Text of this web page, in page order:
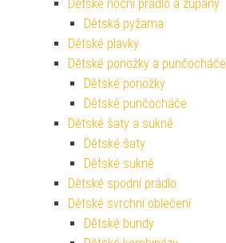
Dětské noční prádlo a župany
Dětská pyžama
Dětské plavky
Dětské ponožky a punčocháče
Dětské ponožky
Dětské punčocháče
Dětské šaty a sukně
Dětské šaty
Dětské sukně
Dětské spodní prádlo
Dětské svrchní oblečení
Dětské bundy